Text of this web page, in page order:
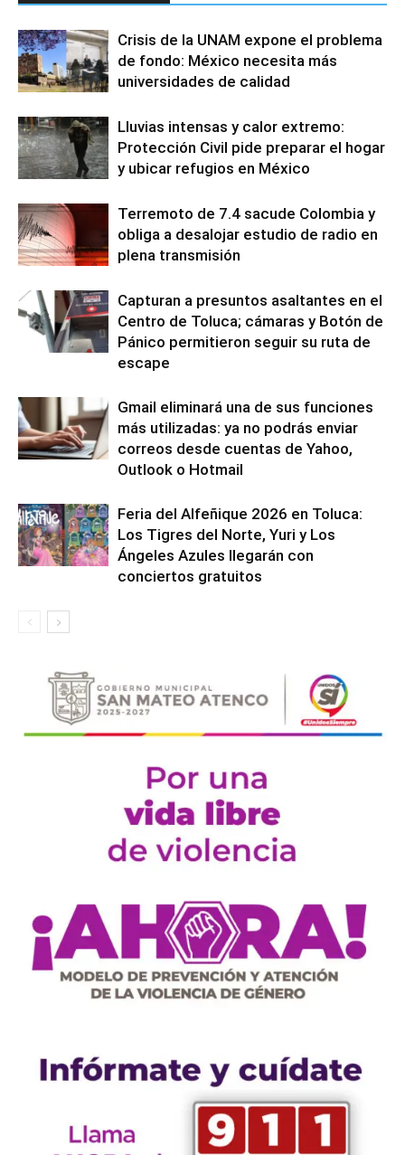
Crisis de la UNAM expone el problema
de fondo: México necesita más
universidades de calidad
Lluvias intensas y calor extremo:
Protección Civil pide preparar el hogar
y ubicar refugios en México
Terremoto de 7.4 sacude Colombia y
obliga a desalojar estudio de radio en
plena transmisión
Capturan a presuntos asaltantes en el
Centro de Toluca; cámaras y Botón de
Pánico permitieron seguir su ruta de
escape
Gmail eliminará una de sus funciones
más utilizadas: ya no podrás enviar
correos desde cuentas de Yahoo,
Outlook o Hotmail
Feria del Alfeñique 2026 en Toluca:
Los Tigres del Norte, Yuri y Los
Ángeles Azules llegarán con
conciertos gratuitos